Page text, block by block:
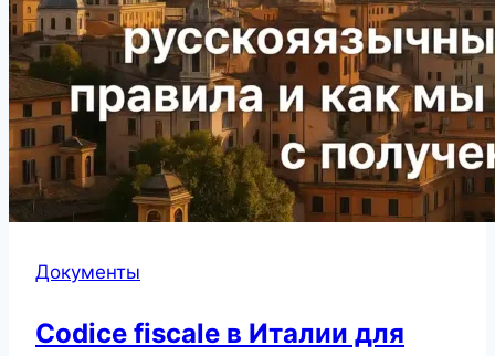
Документы
Codice fiscale в Италии для